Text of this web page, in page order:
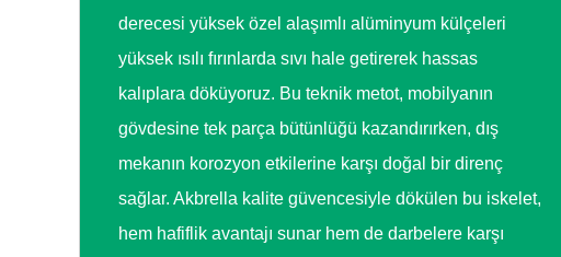
derecesi yüksek özel alaşımlı alüminyum külçeleri
yüksek ısılı fırınlarda sıvı hale getirerek hassas
kalıplara döküyoruz. Bu teknik metot, mobilyanın
gövdesine tek parça bütünlüğü kazandırırken, dış
mekanın korozyon etkilerine karşı doğal bir direnç
sağlar. Akbrella kalite güvencesiyle dökülen bu iskelet,
hem hafiflik avantajı sunar hem de darbelere karşı